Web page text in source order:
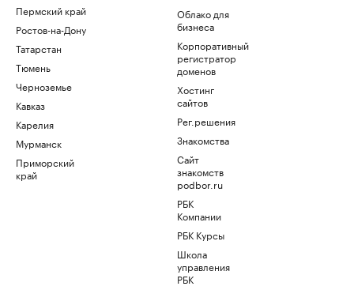
Пермский край
Ростов-на-Дону
Татарстан
Тюмень
Черноземье
Кавказ
Карелия
Мурманск
Приморский
край
Облако для
бизнеса
Корпоративный
регистратор
доменов
Хостинг
сайтов
Рег.решения
Знакомства
Сайт
знакомств
podbor.ru
РБК
Компании
РБК Курсы
Школа
управления
РБК